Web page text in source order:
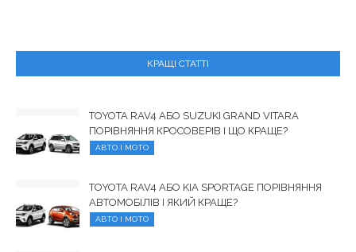
КРАЩІ СТАТТІ
TOYOTA RAV4 АБО SUZUKI GRAND VITARA
ПОРІВНЯННЯ КРОСОВЕРІВ І ЩО КРАЩЕ?
АВТО І МОТО
TOYOTA RAV4 АБО KIA SPORTAGE ПОРІВНЯННЯ
АВТОМОБІЛІВ І ЯКИЙ КРАЩЕ?
АВТО І МОТО